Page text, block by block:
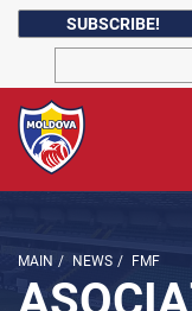
SUBSCRIBE!
MAIN / NEWS / FMF